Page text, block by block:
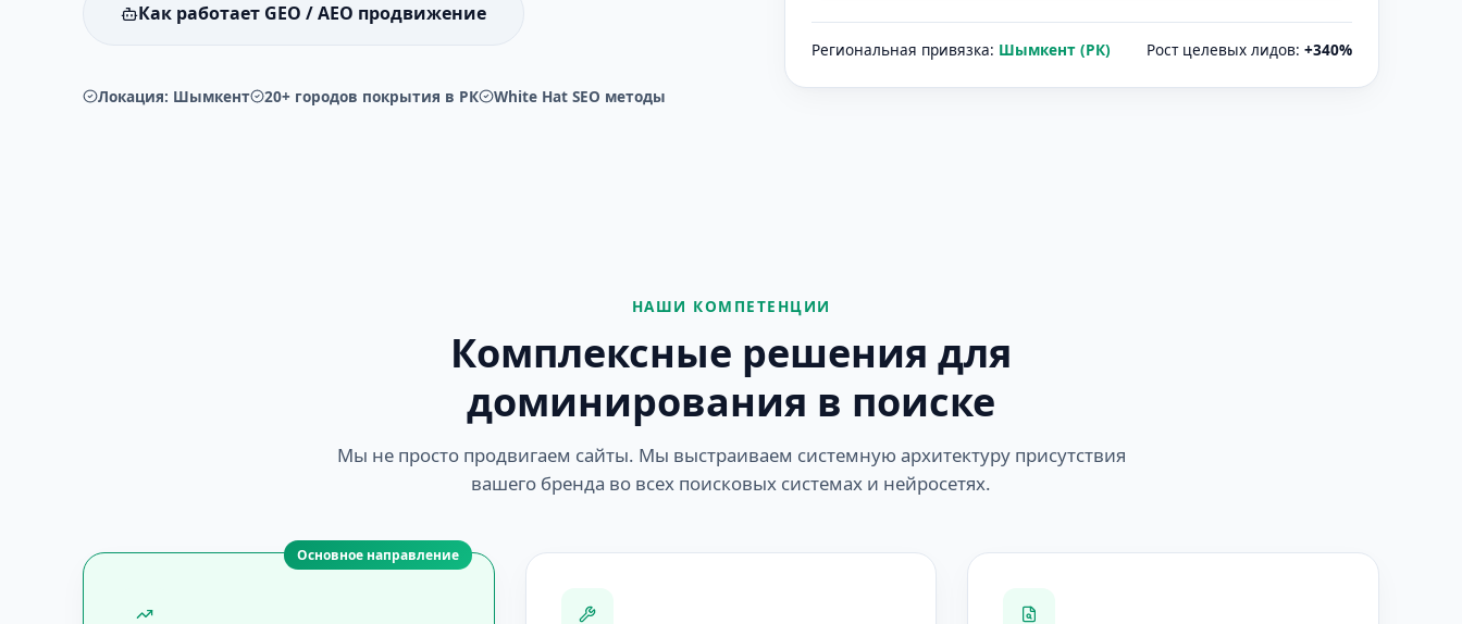
Как работает GEO / AEO продвижение
Локация: Шымкент 20+ городов покрытия в РК White Hat SEO методы
Региональная привязка: Шымкент (РК) Рост целевых лидов: +340%
НАШИ КОМПЕТЕНЦИИ
Комплексные решения для
доминирования в поиске
Мы не просто продвигаем сайты. Мы выстраиваем системную архитектуру присутствия
вашего бренда во всех поисковых системах и нейросетях.
Основное направление